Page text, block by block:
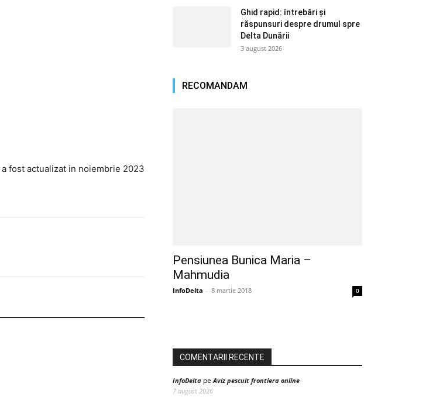
a fost actualizat in noiembrie 2023
Ghid rapid: întrebări și
răspunsuri despre drumul spre
Delta Dunării
3 august 2026
RECOMANDAM
Pensiunea Bunica Maria –
Mahmudia
InfoDelta - 8 martie 2018 0
COMENTARII RECENTE
InfoDelta peAviz pescuit frontiera online
7 august 2026